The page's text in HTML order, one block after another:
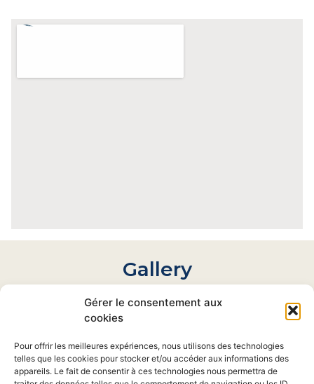
Gérer le consentement aux
cookies
Pour offrir les meilleures expériences, nous utilisons des technologies
telles que les cookies pour stocker et/ou accéder aux informations des
appareils. Le fait de consentir à ces technologies nous permettra de
Gallery